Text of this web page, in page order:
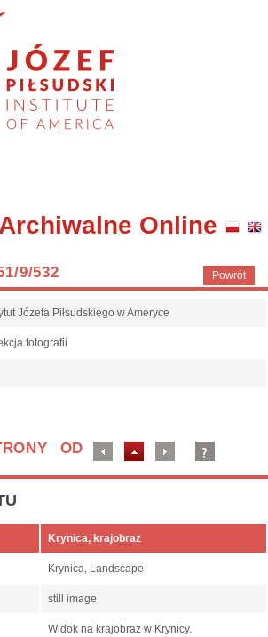
Online
Powrót
9/532
Józefa Piłsudskiego w Ameryce
fotografii
OD
Krynica, krajobraz
Krynica, Landscape
still image
Widok na krajobraz w Krynicy.